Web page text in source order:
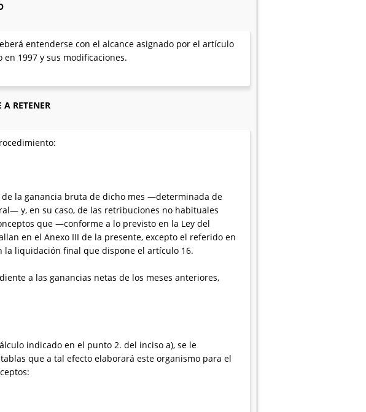
entenderse con el alcance asignado por el artículo
1997 y sus modificaciones.
RETENER
la ganancia bruta de dicho mes —determinada de
y, en su caso, de las retribuciones no habituales
que —conforme a lo previsto en la Ley del
en el Anexo III de la presente, excepto el referido en
la liquidación final que dispone el artículo 16.
a las ganancias netas de los meses anteriores,
indicado en el punto 2. del inciso a), se le
que a tal efecto elaborará este organismo para el